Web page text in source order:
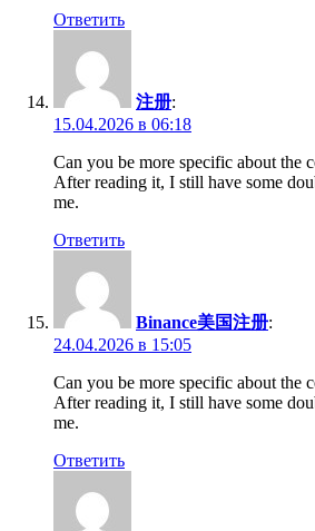
Ответить
注册:
15.04.2026 в 06:18
Can you be more specific about the
After reading it, I still have some
me.
Ответить
Binance美国注册:
24.04.2026 в 15:05
Can you be more specific about the
After reading it, I still have some
me.
Ответить